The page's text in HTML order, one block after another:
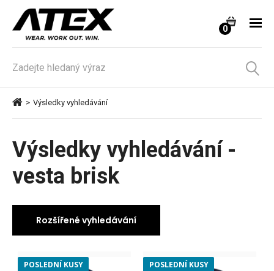
0
> Výsledky vyhledávání
Výsledky vyhledávání -
vesta brisk
POSLEDNÍ KUSY POSLEDNÍ KUSY